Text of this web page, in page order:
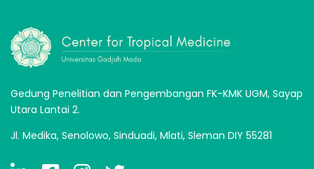
Gedung Penelitian dan Pengembangan FK-KMK UGM, Sayap
Utara Lantai 2.
Jl. Medika, Senolowo, Sinduadi, Mlati, Sleman DIY 55281